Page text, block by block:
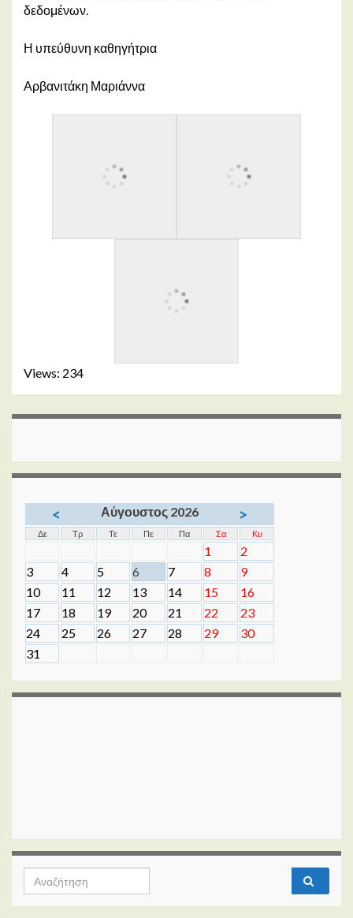
δεδομένων.
Η υπεύθυνη καθηγήτρια
Αρβανιτάκη Μαριάννα
Views: 234
< Αύγουστος 2026 >
Δε Τρ Τε Πε Πα Σα Κυ
1
2
3
4 5 6 7 8
9
10
11 12 13 14 15
16
17
18 19 20 21 22
23
24
25 26 27 28 29
30
31
Search for: